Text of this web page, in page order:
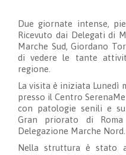
Due giornate intense,
Ricevuto dai Delegati di
Marche Sud, Giordano
di vedere le tante
regione.
La visita è iniziata Lunedì
presso il Centro
con patologie senili e
Gran priorato di
Delegazione Marche Nord.
Nella struttura è stato